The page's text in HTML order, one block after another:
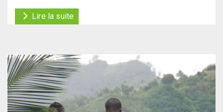
Lire la suite